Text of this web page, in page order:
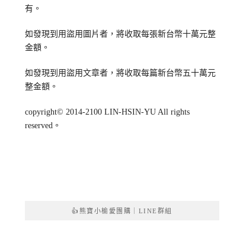
有。
如發現到用盜用圖片者，將收取每張新台幣十萬元整
金額。
如發現到用盜用文章者，將收取每篇新台幣五十萬元
整金額。
copyright© 2014-2100 LIN-HSIN-YU All rights
reserved。
👍熊寶小榆愛團購｜LINE群組